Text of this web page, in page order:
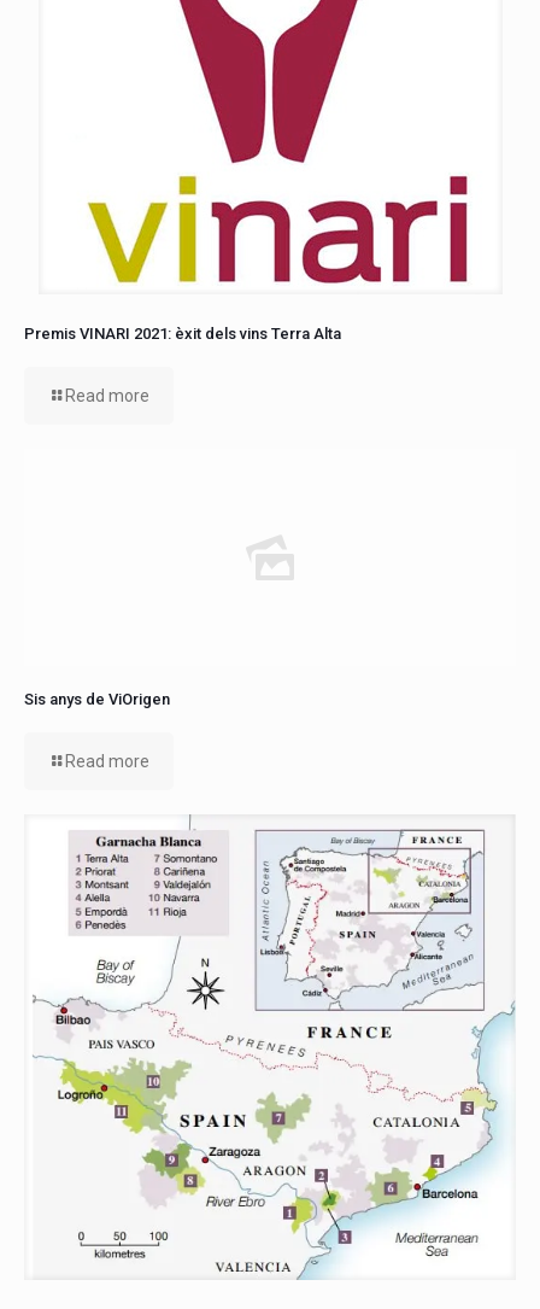
Premis VINARI 2021: èxit dels vins Terra Alta
Read more
Sis anys de ViOrigen
Read more